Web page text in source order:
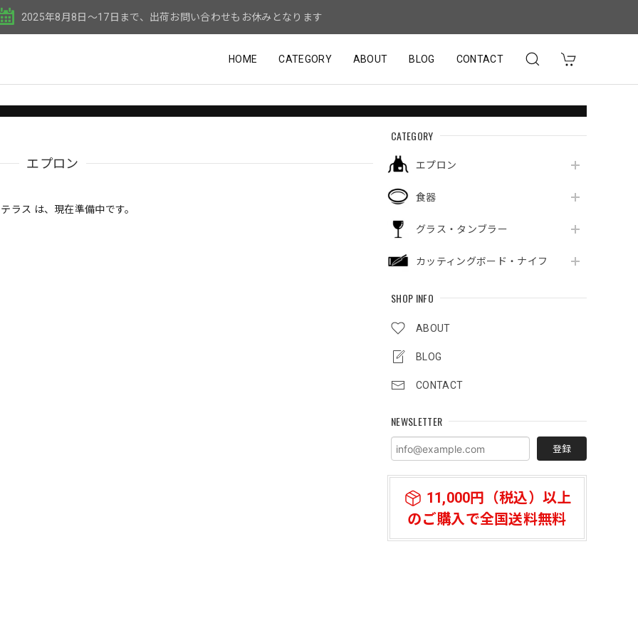
2025年8月8日〜17日まで、出荷お問い合わせもお休みとなります
HOME CATEGORY ABOUT BLOG CONTACT
CATEGORY
エプロン
食器
グラス・タンブラー
カッティングボード・ナイフ
SHOP INFO
ABOUT
BLOG
CONTACT
NEWSLETTER
登録
11,000円（税込）以上
のご購入で全国送料無料
エプロン
ラス は、現在準備中です。